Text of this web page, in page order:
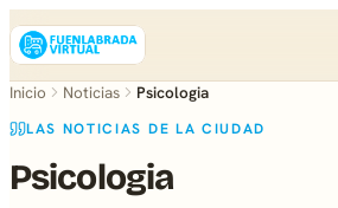
Inicio Noticias Psicologia
LAS NOTICIAS DE LA CIUDAD
Psicologia